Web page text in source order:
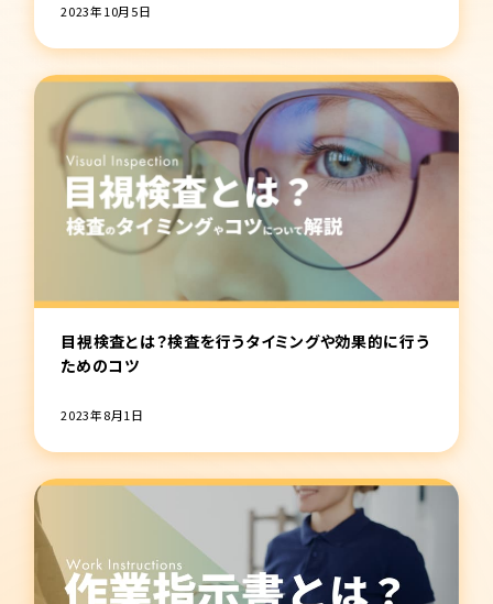
2023年10月5日
目視検査とは？検査を行うタイミングや効果的に行う
ためのコツ
2023年8月1日